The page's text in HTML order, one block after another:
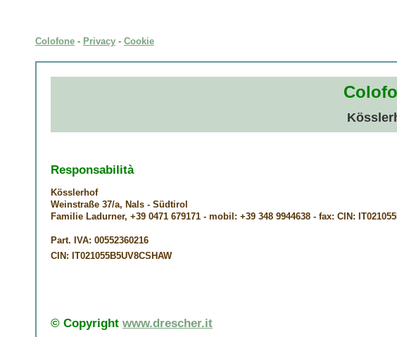
Colofone - Privacy - Cookie
Responsabilità
Kösslerhof
Weinstraße 37/a, Nals - Südtirol
Familie Ladurner, +39 0471 679171 - mobil: +39 348 9944638 - fax: CIN:
Part. IVA: 00552360216
CIN: IT021055B5UV8CSHAW
© Copyright www.drescher.it